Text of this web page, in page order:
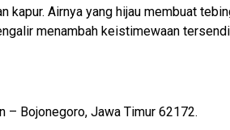
Airnya yang hijau membuat
menambah keistimewaan
– Bojonegoro, Jawa Timur 62172.